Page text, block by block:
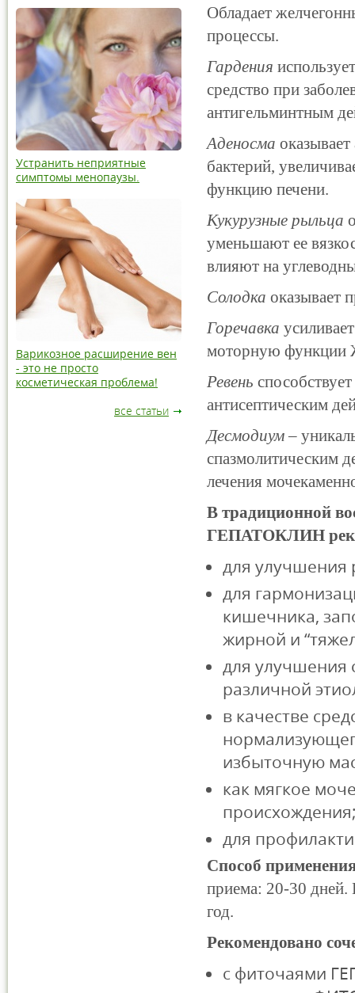
Обладает
процессы.
Гардения
средство при
антигельминтным
Аденосма
бактерий,
функцию печени.
Кукурузные рыльца
уменьшают ее
влияют на
Солодка оказывает
Горечавка
моторную
Ревень
антисептическим
Десмодиум–
спазмолитическим
лечения
В традиционной
ГЕПАТОКЛИН
для улучшения
для
кишечника,
жирной и
для улучшения
различной
в качестве
избыточную
как мягкое
для
Способ
приема: 20-30 дней.
год.
Рекомендовано
с фиточаями
Устранить неприятные
симптомы менопаузы.
Варикозное расширение вен
- это не просто
косметическая проблема!
все статьи